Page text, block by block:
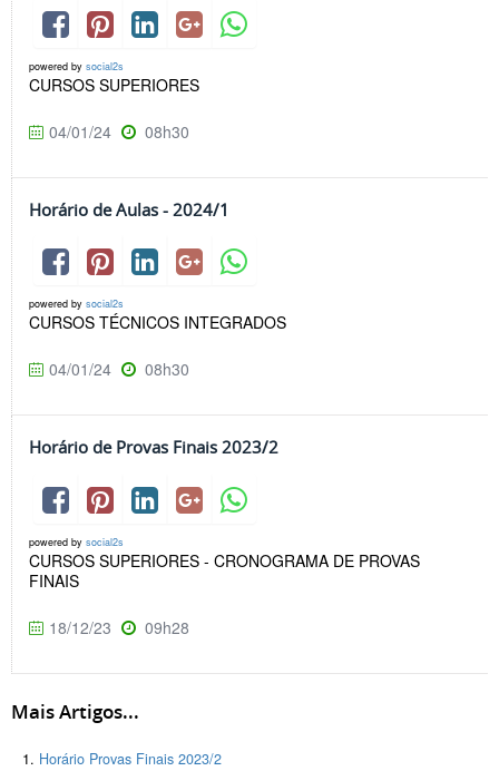
powered by social2s
CURSOS SUPERIORES
04/01/24 08h30
Horário de Aulas - 2024/1
powered by social2s
CURSOS TÉCNICOS INTEGRADOS
04/01/24 08h30
Horário de Provas Finais 2023/2
powered by social2s
CURSOS SUPERIORES - CRONOGRAMA DE PROVAS
FINAIS
18/12/23 09h28
Mais Artigos...
Horário Provas Finais 2023/2